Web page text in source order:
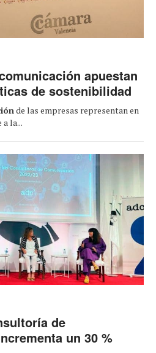
apuestan
de sostenibilidad
de las empresas representan en
la...
de
un 30 %